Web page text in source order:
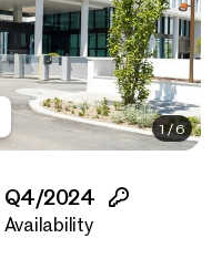
1/6
Q4/2024
Availability
Title(optional)
First name
Last name